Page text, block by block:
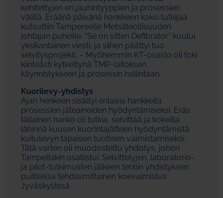
kehitettyjen eri jauhintyyppien ja prosessien
välillä. Eräänä päivänä hankkeen kaksi tutkijaa
kutsuttiin Tampereelle Metsäteollisuuden
johtajan puheille. ”Se on sitten Defibrator” kuului
yksikantainen viesti, ja siihen päättyi tuo
selvitysprojekti. – Myöhemmin KT-osasto oli toki
kiinteästi kytkettynä TMP-laitoksen
käynnistykseen ja prosessin hallintaan.
Kuorilevy-yhdistys
Ajan henkeen sisältyi erilaisia hankkeita
prosessien jäteaineiden hyödyntämiseksi. Eräs
tällainen hanke oli tutkia, selvittää ja kokeilla
lähinnä kuusen kuorintajätteen hyödyntämistä
kuitulevyn tapaisen tuotteen valmistamiseksi.
Tätä varten oli muodostettu yhdistys, johon
Tampellakin osallistui. Selvittelyjen, laboratorio-
ja pilot-tutkimusten jälkeen tehtiin yhdistyksen
puitteissa tehdasmittainen koevalmistus
Jyväskylässä .